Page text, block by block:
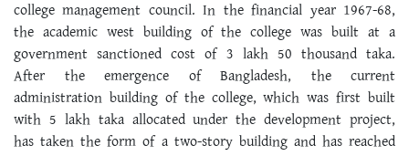
college management council. In the financial year 1967-68,
the academic west building of the college was built at a
government sanctioned cost of 3 lakh 50 thousand taka.
After the emergence of Bangladesh, the current
administration building of the college, which was first built
with 5 lakh taka allocated under the development project,
has taken the form of a two-story building and has reached